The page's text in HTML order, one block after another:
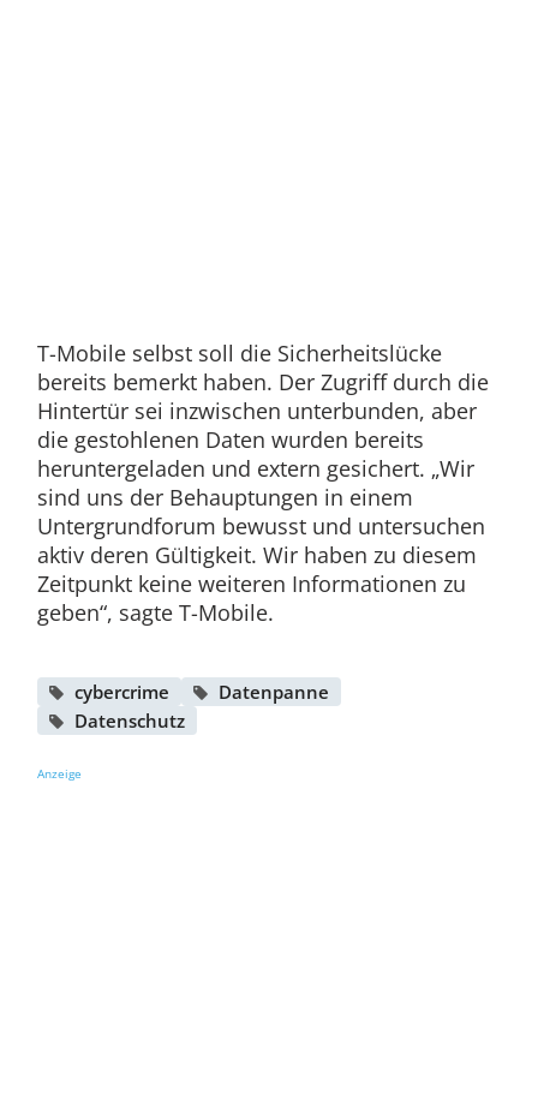
T-Mobile selbst soll die Sicherheitslücke
bereits bemerkt haben. Der Zugriff durch die
Hintertür sei inzwischen unterbunden, aber
die gestohlenen Daten wurden bereits
heruntergeladen und extern gesichert. „Wir
sind uns der Behauptungen in einem
Untergrundforum bewusst und untersuchen
aktiv deren Gültigkeit. Wir haben zu diesem
Zeitpunkt keine weiteren Informationen zu
geben“, sagte T-Mobile.
cybercrime
Datenpanne
Datenschutz
Anzeige